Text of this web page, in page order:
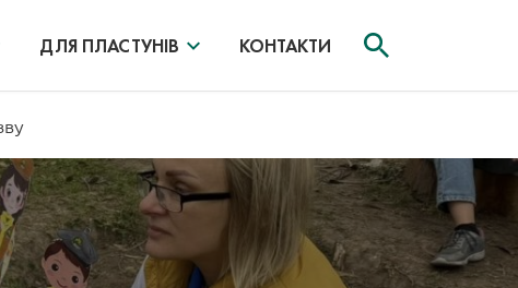
ДЛЯ ПЛАСТУНІВ КОНТАКТИ